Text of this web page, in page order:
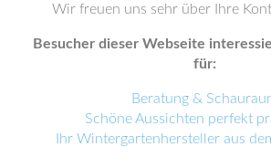
Wir freuen uns sehr über Ihre
Besucher dieser Webseite
für:
Beratung &
Schöne Aussichten perfekt
Ihr Wintergartenhersteller aus